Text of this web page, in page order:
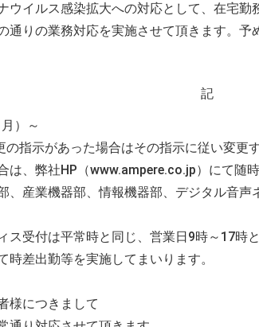
イルス感染拡大への対応として、在宅勤
通りの業務対応を実施させて頂きます。予
記
）～
があった場合はその指示に従い変更す
社HP（www.ampere.co.jp）にて随時
、産業機器部、情報機器部、デジタル音声
ス受付は平常時と同じ、営業日9時～ 17時
時差出勤等を実施してまいります。
様につきまして